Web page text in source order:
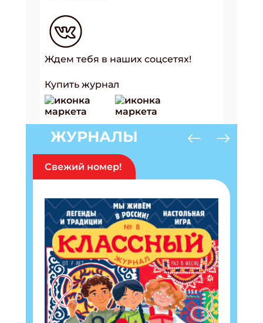
Ждем тебя в наших соцсетях!
Купить журнал
ЖУРНАЛЫ
Свежий номер!